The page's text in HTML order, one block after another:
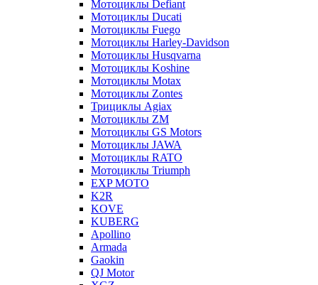
Мотоциклы Defiant
Мотоциклы Ducati
Мотоциклы Fuego
Мотоциклы Harley-Davidson
Мотоциклы Husqvarna
Мотоциклы Koshine
Мотоциклы Motax
Мотоциклы Zontes
Трициклы Agiax
Мотоциклы ZM
Мотоциклы GS Motors
Мотоциклы JAWA
Мотоциклы RATO
Мотоциклы Triumph
EXP MOTO
K2R
KOVE
KUBERG
Apollino
Armada
Gaokin
QJ Motor